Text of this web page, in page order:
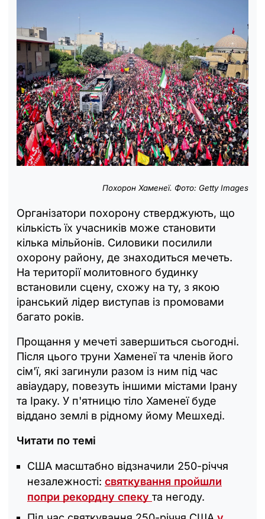
Похорон Хаменеї. Фото: Getty Images
Організатори похорону стверджують, що
кількість їх учасників може становити
кілька мільйонів. Силовики посилили
охорону району, де знаходиться мечеть.
На території молитовного будинку
встановили сцену, схожу на ту, з якою
іранський лідер виступав із промовами
багато років.
Прощання у мечеті завершиться сьогодні.
Після цього труни Хаменеї та членів його
сім'ї, які загинули разом із ним під час
авіаудару, повезуть іншими містами Ірану
та Іраку. У п'ятницю тіло Хаменеї буде
віддано землі в рідному йому Мешхеді.
Читати по темі
США масштабно відзначили 250-річчя
незалежності: святкування пройшли
попри рекордну спеку та негоду.